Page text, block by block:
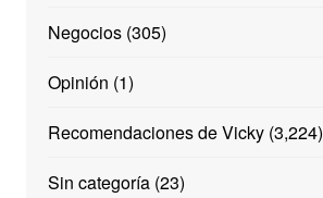
Negocios(305)
Opinión (1)
Recomendaciones de Vicky(3,224)
Sin categoría(23)